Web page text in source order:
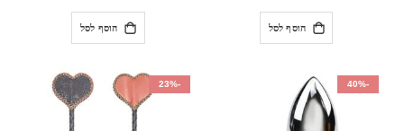
הוסף לסל הוסף לסל
-40%
-23%